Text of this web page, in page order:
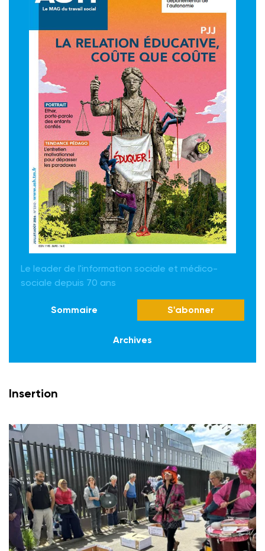
Le leader de l'information sociale et médico-
sociale depuis 70 ans
Sommaire S'abonner
Archives
Insertion